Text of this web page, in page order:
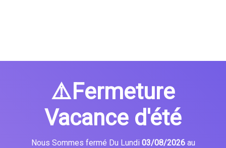
⚠️Fermeture
Vacance d'été
Nous Sommes fermé Du Lundi 03/08/2026 au